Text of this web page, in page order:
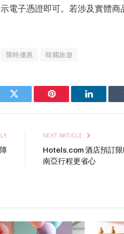
電子憑證即可。若涉及實體商
限時優惠 韓國旅遊
Twitter Pinterest LinkedIn
NEXT ARTICLE
Hotels.com 酒店預訂
南亞行程更省心